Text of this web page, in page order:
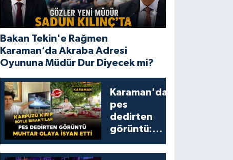
Bakan Tekin'e Rağmen
Karaman’da Akraba Adresi
Oyununa Müdür Dur Diyecek mi?
Karaman'da
pes
dedirten
görüntü:
yumruklayıp